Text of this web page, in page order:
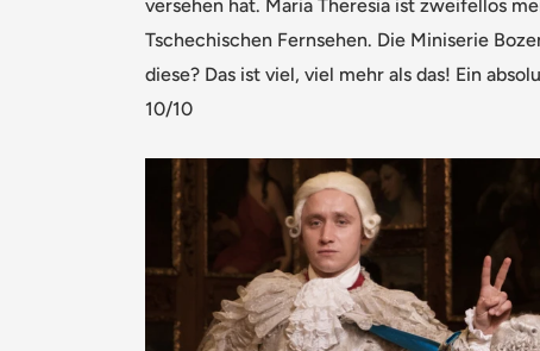
versehen hat. Maria Theresia ist zweifellos
Tschechischen Fernsehen. Die Miniserie
diese? Das ist viel, viel mehr als das! Ein
10/10